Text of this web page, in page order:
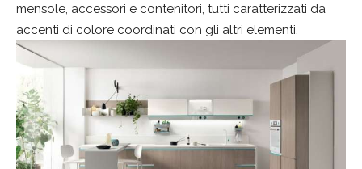
mensole, accessori e contenitori, tutti caratterizzati da
accenti di colore coordinati con gli altri elementi.